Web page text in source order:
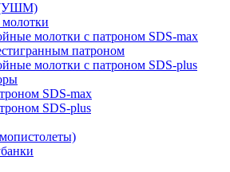
(УШМ)
молотки с патроном SDS-max
патроном
молотки с патроном SDS-plus
SDS-max
SDS-plus